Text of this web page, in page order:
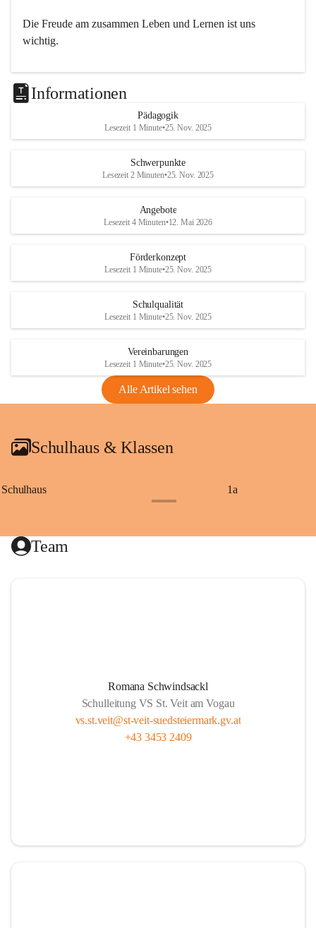
Die Freude am zusammen Leben und Lernen ist uns
wichtig.
Informationen
Pädagogik
Lesezeit 1 Minute•25. Nov. 2025
Schwerpunkte
Lesezeit 2 Minuten•25. Nov. 2025
Angebote
Lesezeit 4 Minuten•12. Mai 2026
Förderkonzept
Lesezeit 1 Minute•25. Nov. 2025
Schulqualität
Lesezeit 1 Minute•25. Nov. 2025
Vereinbarungen
Lesezeit 1 Minute•25. Nov. 2025
Alle Artikel sehen
Schulhaus & Klassen
Schulhaus 1a
Team
Romana Schwindsackl
Schulleitung VS St. Veit am Vogau
vs.st.veit@st-veit-suedsteiermark.gv.at
+43 3453 2409